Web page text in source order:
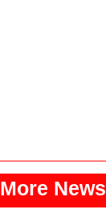
More News